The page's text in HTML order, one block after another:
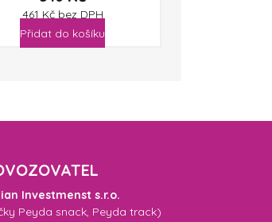
461 Kč bez DPH
Přidat do košíku
Investmenst s.r.o.
Peyda snack Peyda track)